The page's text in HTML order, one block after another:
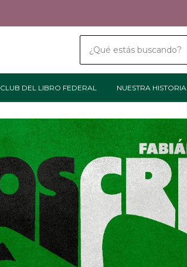
CLUB DEL LIBRO FEDERAL NUESTRA HISTORIA